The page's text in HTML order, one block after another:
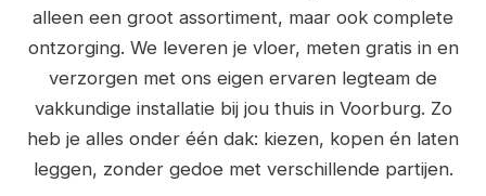
alleen een groot assortiment, maar ook complete
ontzorging. We leveren je vloer, meten gratis in en
verzorgen met ons eigen ervaren legteam de
vakkundige installatie bij jou thuis in Voorburg. Zo
heb je alles onder één dak: kiezen, kopen én laten
leggen, zonder gedoe met verschillende partijen.